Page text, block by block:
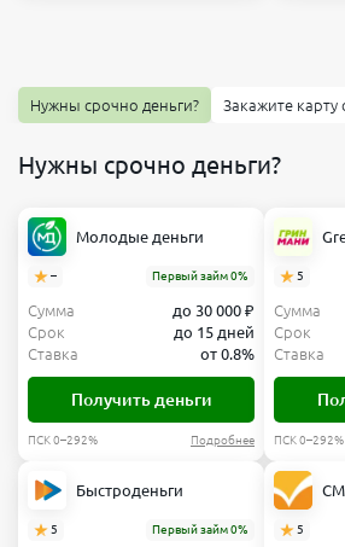
Нужны срочно деньги? Закажите карту
Нужны срочно деньги?
Молодые деньги
– Первый займ 0%
Сумма
до 30 000 ₽
Срок
до 15 дней
Ставка
от 0.8%
Получить деньги
ПСК 0–292% Подробнее
5
Сумма
Срок
Ставка
ПСК 0–292%
Быстроденьги
5 Первый займ 0% 5